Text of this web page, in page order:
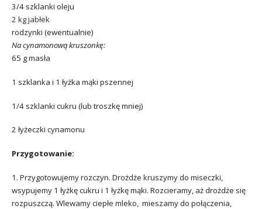
3/4 szklanki oleju
2 kg jabłek
rodzynki (ewentualnie)
Na cynamonową kruszonkę:
65 g masła
1 szklanka i 1 łyżka mąki pszennej
1/4 szklanki cukru (lub troszkę mniej)
2 łyżeczki cynamonu
Przygotowanie:
1. Przygotowujemy rozczyn. Drożdże kruszymy do miseczki,
wsypujemy 1 łyżkę cukru i 1 łyżkę mąki. Rozcieramy, aż drożdże się
rozpuszczą. Wlewamy ciepłe mleko, mieszamy do połączenia,